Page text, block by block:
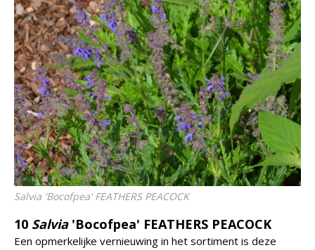
Salvia 'Bocofpea' FEATHERS PEACOCK
10 Salvia'Bocofpea' FEATHERS PEACOCK
Een opmerkelijke vernieuwing in het sortiment is deze